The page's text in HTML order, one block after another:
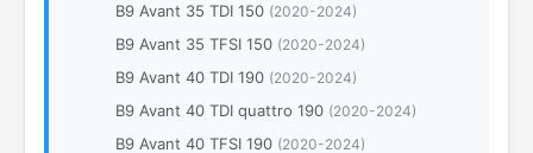
B9 Avant 35 TDI 150 (2020-2024)
B9 Avant 35 TFSI 150 (2020-2024)
B9 Avant 40 TDI 190 (2020-2024)
B9 Avant 40 TDI quattro 190 (2020-2024)
B9 Avant 40 TFSI 190 (2020-2024)